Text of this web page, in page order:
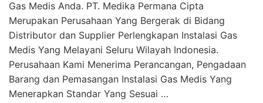
Gas Medis Anda. PT. Medika Permana Cipta
Merupakan Perusahaan Yang Bergerak di Bidang
Distributor dan Supplier Perlengkapan Instalasi Gas
Medis Yang Melayani Seluru Wilayah Indonesia.
Perusahaan Kami Menerima Perancangan, Pengadaan
Barang dan Pemasangan Instalasi Gas Medis Yang
Menerapkan Standar Yang Sesuai …